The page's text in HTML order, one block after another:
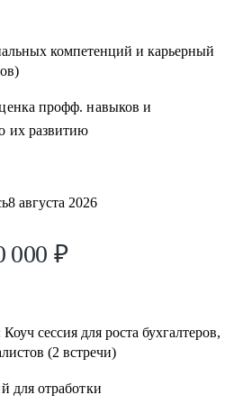
желающим выйти на
хотят вырасти до главбуха.
которые "засиделись на одном
компетенций и карьерный
профф. навыков и
их развитию
8 августа 2026
000 ₽
сессия для роста бухгалтеров,
(2 встречи)
для отработки